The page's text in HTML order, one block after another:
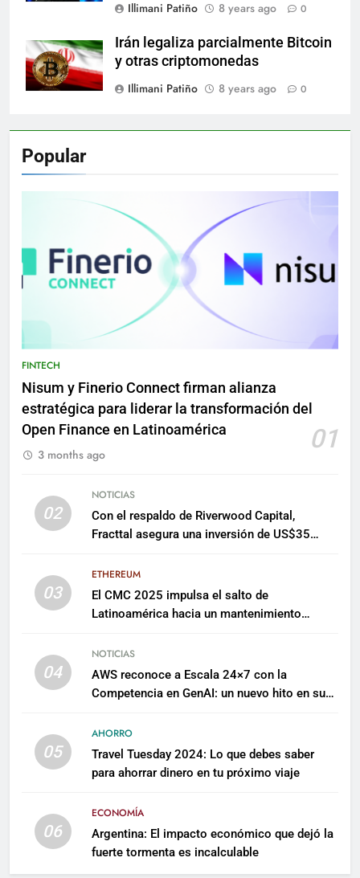
Illimani Patiño
8 years ago 0
Irán legaliza parcialmente Bitcoin
y otras criptomonedas
Illimani Patiño
8 years ago 0
Popular
FINTECH
Nisum y Finerio Connect firman alianza
estratégica para liderar la transformación del
Open Finance en Latinoamérica
01
3 months ago
02
NOTICIAS
Con el respaldo de Riverwood Capital,
Fracttal asegura una inversión de US$35
03
ETHEREUM
El CMC 2025 impulsa el salto de
Latinoamérica hacia un mantenimiento
04
NOTICIAS
AWS reconoce a Escala 24×7 con la
Competencia en GenAI: un nuevo hito en su
05
AHORRO
Travel Tuesday 2024: Lo que debes saber
para ahorrar dinero en tu próximo viaje
06
ECONOMÍA
Argentina: El impacto económico que dejó la
fuerte tormenta es incalculable